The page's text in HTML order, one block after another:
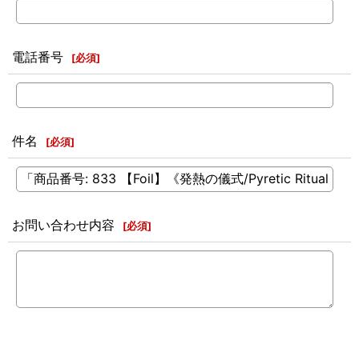
電話番号 [必須]
件名 [必須]
お問い合わせ内容 [必須]